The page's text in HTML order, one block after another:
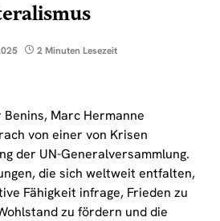
2 Minuten Lesezeit
Marc Hermanne
von einer von Krisen
der UN-Generalversammlung.
die sich weltweit entfalten,
Fähigkeit infrage, Frieden zu
zu fördern und die